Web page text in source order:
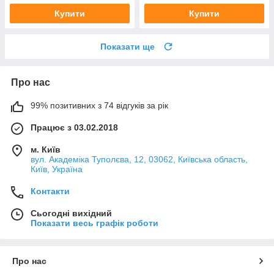
Купити Купити
Показати ще
Про нас
99% позитивних з 74 відгуків за рік
Працює з 03.02.2018
м. Київ
вул. Академіка Туполєва, 12, 03062, Київська область,
Київ, Україна
Контакти
Сьогодні вихідний
Показати весь графік роботи
Про нас